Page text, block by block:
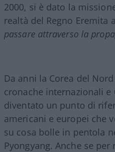
2000, si è dato la
realtà del Regno Eremita
passare attraverso la
Da anni la Corea del
cronache internazionali e
diventato un punto di
americani e europei che
su cosa bolle in pentola
Pyongyang. Anche se